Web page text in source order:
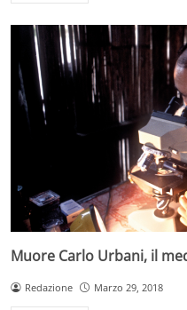
Muore Carlo Urbani, il
Redazione Marzo 29, 2018